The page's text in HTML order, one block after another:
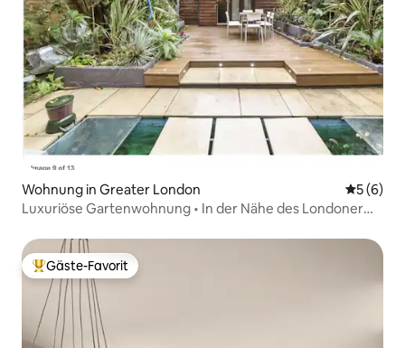
Wohnung in Greater London
5 (6)
Luxuriöse Gartenwohnung • In der Nähe des Londoner
Beliebter Gäste-Favorit.
Gäste-Favorit